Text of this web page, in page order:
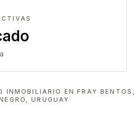
INMOBILIARIO ENFRAY BENTOS,
URUGUAY